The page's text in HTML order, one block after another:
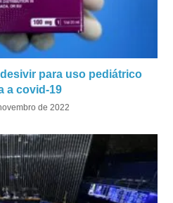
para uso pediátrico
a covid-19
de 2022